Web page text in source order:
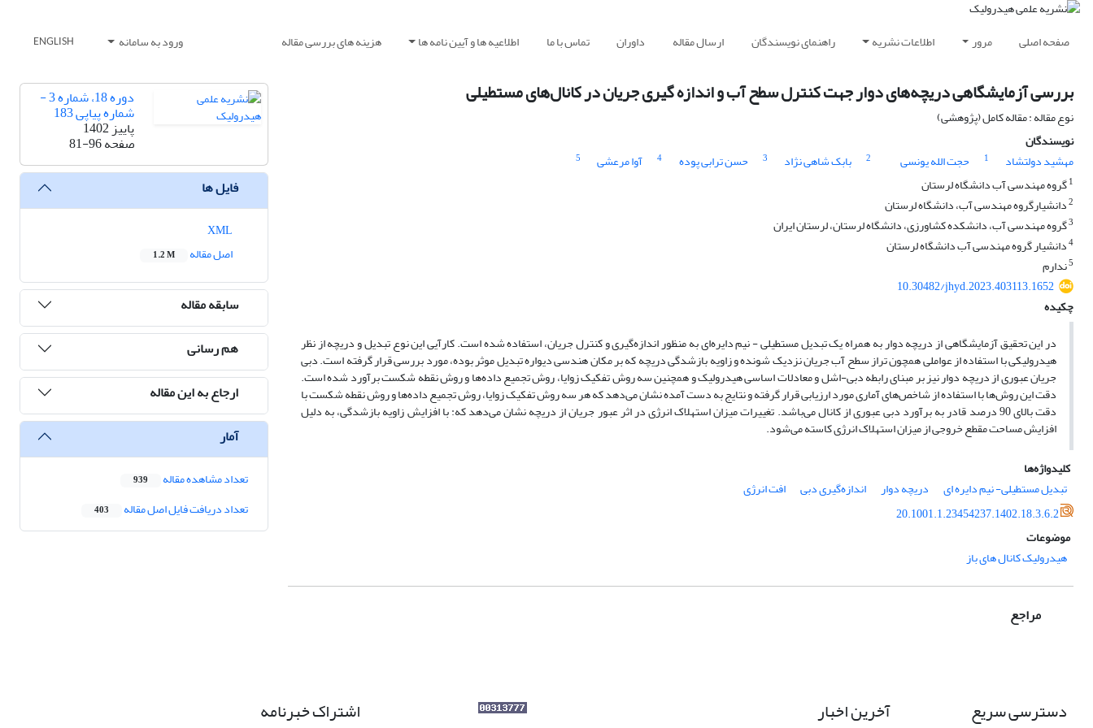
صفحه اصلی مرور اطلاعات نشریه راهنمای نویسندگان ارسال مقاله داوران تماس با ما اطلاعیه ها و آیین نامه ها هزینه های بررسی مقاله ورود به سامانه ENGLISH
بررسی آزمایشگاهی دریچه‌های دوار جهت کنترل سطح آب و اندازه گیری جریان در کانال‌های مستطیلی
نوع مقاله : مقاله کامل (پژوهشی)
نویسندگان
مهشید دولتشاد
1 حجت الله یونسی 2 بابک شاهی نژاد 3 حسن ترابی پوده 4 آوا مرعشی
5
1گروه مهندسی آب دانشگاه لرستان
2دانشیارگروه مهندسی آب، دانشگاه لرستان
3گروه مهندسی آب، دانشکده کشاورزی، دانشگاه لرستان، لرستان ایران
4دانشیار گروه مهندسی آب دانشگاه لرستان
5ندارم
10.30482/jhyd.2023.403113.1652
چکیده
در این تحقیق آزمایشگاهی از دریچه دوار به همراه یک تبدیل مستطیلی - نیم دایره‌ای به منظور اندازه‌گیری و کنترل جریان، استفاده شده است. کارآیی این نوع تبدیل و دریچه از نظر
هیدرولیکی با استفاده از عواملی همچون تراز سطح آب جریان نزدیک شونده و زاویه باز‌شدگی دریچه که بر مکان هندسی دیواره تبدیل موثر بوده، مورد بررسی قرار گرفته است. دبی
جریان عبوری از دریچه دوار نیز بر مبنای رابطه دبی-اشل و معادلات اساسی هیدرولیک و همچنین سه روش تفکیک زوایا، روش تجمیع داده‌ها و روش نقطه شکست برآورد شده است.
دقت این روش‌ها با استفاده از شاخص‌های آماری مورد ارزیابی قرار گرفته و نتایج به دست آمده نشان می‌دهد که هر سه روش تفکیک زوایا، روش تجمیع داده‌ها و روش نقطه شکست با
دقت بالای 90 درصد قادر به برآورد دبی عبوری از کانال می‌باشد. تغییرات میزان استهلاک انرژی در اثر عبور جریان از دریچه نشان می‌دهد که: با افزایش زاویه بازشدگی، به دلیل
افزایش مساحت مقطع خروجی از میزان استهلاک انرژی کاسته می‌شود.
کلیدواژه‌ها
تبدیل مستطیلی- نیم دایره ای
دریچه دوار اندازه‌گیری دبی
افت انرژی
20.1001.1.23454237.1402.18.3.6.2
موضوعات
هیدرولیک کانال های باز
مراجع
دوره 18، شماره 3 -
شماره پیاپی 183
پاییز 1402
صفحه81-96
فایل ها
اصل مقاله
1.2 M
سابقه مقاله
هم رسانی
ارجاع به این مقاله
آمار
تعداد مشاهده مقاله 939
تعداد دریافت فایل اصل مقاله 403
دسترسی سریع آخرین اخبار اشتراک خبرنامه